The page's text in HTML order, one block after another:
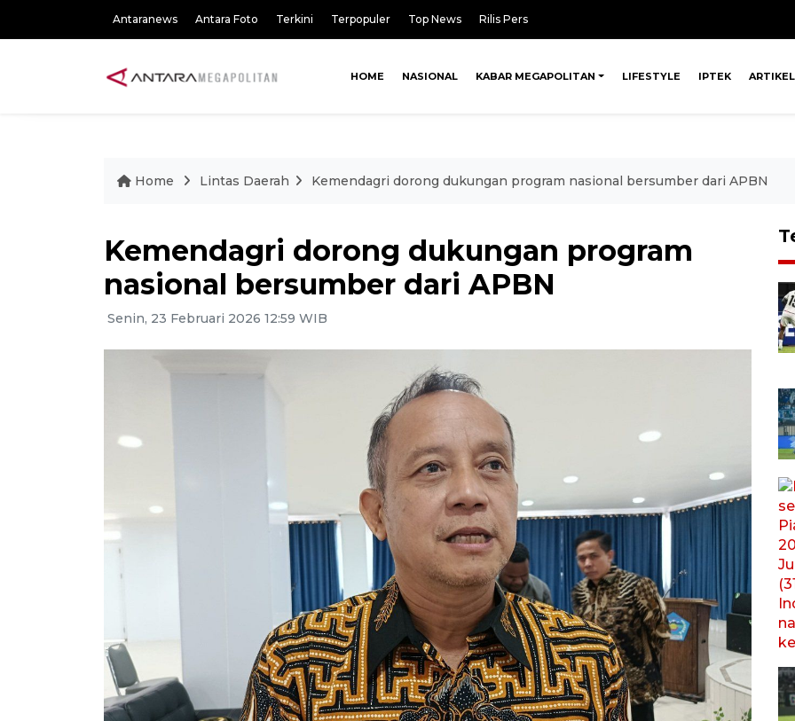
Antaranews Antara Foto Terkini Terpopuler Top News Rilis Pers
HOME NASIONAL KABAR MEGAPOLITAN LIFESTYLE IPTEK ARTIKEL
Home Lintas Daerah Kemendagri dorong dukungan program nasional bersumber dari APBN
Kemendagri dorong dukungan program
nasional bersumber dari APBN
Senin, 23 Februari 2026 12:59 WIB